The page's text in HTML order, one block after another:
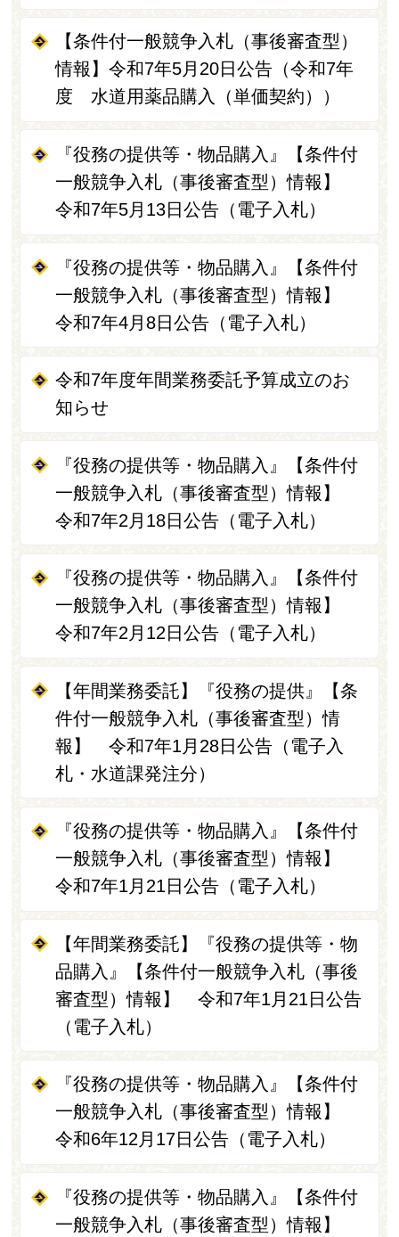
【条件付一般競争入札（事後審査型）
情報】令和7年5月20日公告（令和7年
度 水道用薬品購入（単価契約））
『役務の提供等・物品購入』【条件付
一般競争入札（事後審査型）情報】
令和7年5月13日公告（電子入札）
『役務の提供等・物品購入』【条件付
一般競争入札（事後審査型）情報】
令和7年4月8日公告（電子入札）
令和7年度年間業務委託予算成立のお
知らせ
『役務の提供等・物品購入』【条件付
一般競争入札（事後審査型）情報】
令和7年2月18日公告（電子入札）
『役務の提供等・物品購入』【条件付
一般競争入札（事後審査型）情報】
令和7年2月12日公告（電子入札）
【年間業務委託】『役務の提供』【条
件付一般競争入札（事後審査型）情
報】 令和7年1月28日公告（電子入
札・水道課発注分）
『役務の提供等・物品購入』【条件付
一般競争入札（事後審査型）情報】
令和7年1月21日公告（電子入札）
【年間業務委託】『役務の提供等・物
品購入』【条件付一般競争入札（事後
審査型）情報】 令和7年1月21日公告
（電子入札）
『役務の提供等・物品購入』【条件付
一般競争入札（事後審査型）情報】
令和6年12月17日公告（電子入札）
『役務の提供等・物品購入』【条件付
一般競争入札（事後審査型）情報】